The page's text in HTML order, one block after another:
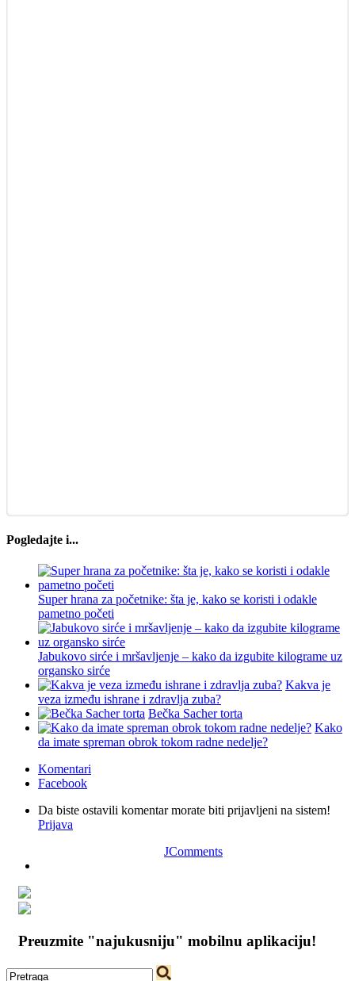
Pogledajte i...
Super hrana za početnike: šta je, kako se koristi i odakle
pametno početi
Jabukovo sirće i mršavljenje – kako da izgubite kilograme uz
organsko sirće
Kakva je
veza između ishrane i zdravlja zuba?
Bečka Sacher torta
Kako
da imate spreman obrok tokom radne nedelje?
Komentari
Facebook
Da biste ostavili komentar morate biti prijavljeni na sistem!
Prijava
JComments
Preuzmite "najukusniju" mobilnu aplikaciju!